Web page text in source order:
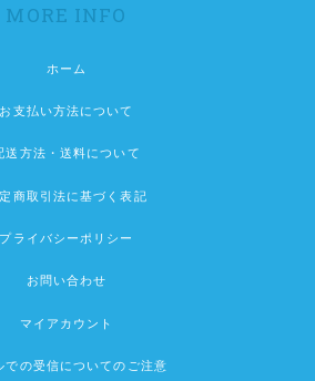
MORE INFO
ホーム
お支払い方法について
送方法・送料について
商取引法に基づく表記
プライバシーポリシー
お問い合わせ
マイアカウント
での受信についてのご注意